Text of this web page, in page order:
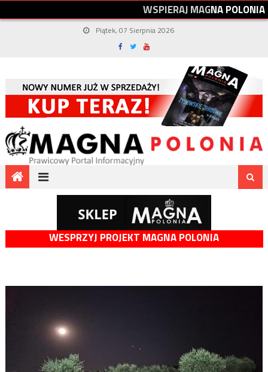
WSPIERAJMAGNAPOLONIA
Piątek, 07 Sierpnia 2026
WESPRZYJ PROJEKT MAGNA POLONIA